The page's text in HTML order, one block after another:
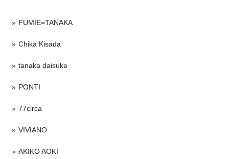
FUMIE=TANAKA
Chika Kisada
tanaka daisuke
PONTI
77circa
VIVIANO
AKIKO AOKI